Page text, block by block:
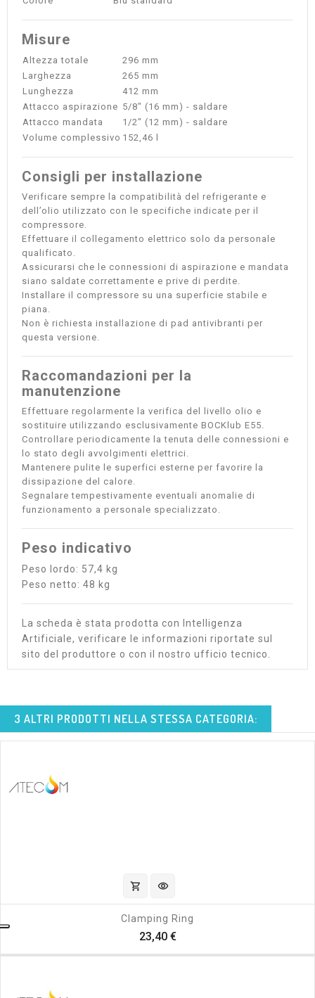
Misure
Altezza totale
296 mm
Larghezza
265 mm
Lunghezza
412 mm
Attacco aspirazione 5/8" (16 mm) - saldare
Attacco mandata
1/2" (12 mm) - saldare
Volume complessivo 152,46 l
Consigli per installazione
Verificare sempre la compatibilità del refrigerante e
dell’olio utilizzato con le specifiche indicate per il
compressore.
Effettuare il collegamento elettrico solo da personale
qualificato.
Assicurarsi che le connessioni di aspirazione e mandata
siano saldate correttamente e prive di perdite.
Installare il compressore su una superficie stabile e
piana.
Non è richiesta installazione di pad antivibranti per
questa versione.
Raccomandazioni per la
manutenzione
Effettuare regolarmente la verifica del livello olio e
sostituire utilizzando esclusivamente BOCKlub E55.
Controllare periodicamente la tenuta delle connessioni e
lo stato degli avvolgimenti elettrici.
Mantenere pulite le superfici esterne per favorire la
dissipazione del calore.
Segnalare tempestivamente eventuali anomalie di
funzionamento a personale specializzato.
Peso indicativo
Peso lordo: 57,4 kg
Peso netto: 48 kg
La scheda è stata prodotta con Intelligenza
Artificiale, verificare le informazioni riportate sul
sito del produttore o con il nostro ufficio tecnico.
3 ALTRI PRODOTTI NELLA STESSA CATEGORIA:
shopping_cart visibility
Clamping Ring
23,40 €Prezzo